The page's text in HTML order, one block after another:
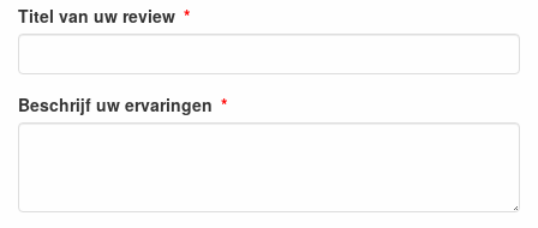
Titel van uw review
Beschrijf uw ervaringen